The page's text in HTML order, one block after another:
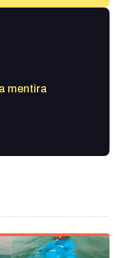
mentira